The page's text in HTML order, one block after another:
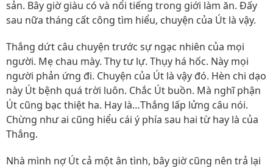
sản. Bây giờ giàu có và nổi tiếng trong giới làm ăn. Đấy
sau nữa tháng cất công tìm hiểu, chuyện của Út là vậy.
Thắng dứt câu chuyện trước sự ngạc nhiên của mọi
người. Mẹ chau mày. Thy tư lự. Thụy há hốc. Này mọi
người phản ứng đi. Chuyện của Út là vậy đó. Hèn chi dạo
này Út bệnh quá trời luôn. Chắc Út buồn. Mà nghĩ phận
Út cũng bạc thiệt ha. Hay là…Thắng lấp lửng câu nói.
Chừng như ai cũng hiểu cái ý phía sau hai từ hay là của
Thắng.
Nhà mình nợ Út cả một ân tình, bây giờ cũng nên trả lại